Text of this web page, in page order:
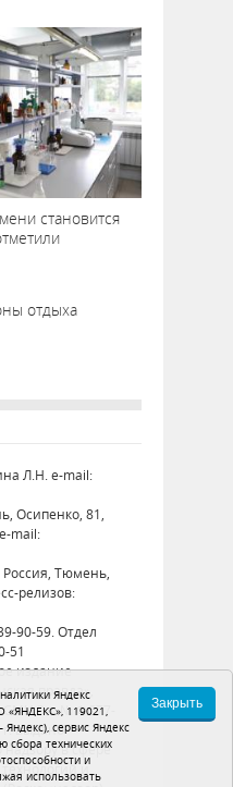
становится
отдыха
Л.Н. e-mail:
Осипенко, 81,
mail:
Россия, Тюмень,
релизов:
90-59. Отдел
51
издание
правда»,
СМИ Эл № ФС77-
выдано
в сфере
и
Яндекс
«ЯНДЕКС», 119021,
сервис Яндекс
сбора технических
и
использовать
Закрыть